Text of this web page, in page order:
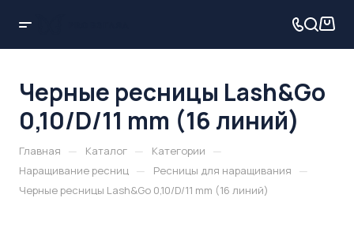
Черные ресницы Lash&Go
0,10/D/11 mm (16 линий)
Главная — Каталог — Категории —
Наращивание ресниц — Ресницы для наращивания —
Черные ресницы Lash&Go 0,10/D/11 mm (16 линий)